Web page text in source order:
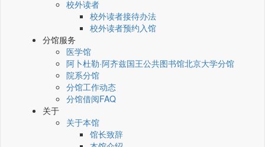
校外读者
校外读者接待办法
校外读者预约入馆
分馆服务
医学馆
阿卜杜勒·阿齐兹国王公共图书馆北京大学分馆
院系分馆
分馆工作动态
分馆借阅FAQ
关于
关于本馆
馆长致辞